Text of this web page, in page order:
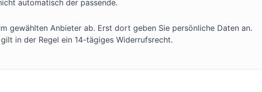
automatisch der passende.
gewählten Anbieter ab. Erst dort geben Sie persönliche Daten an.
in der Regel ein 14-tägiges Widerrufsrecht.